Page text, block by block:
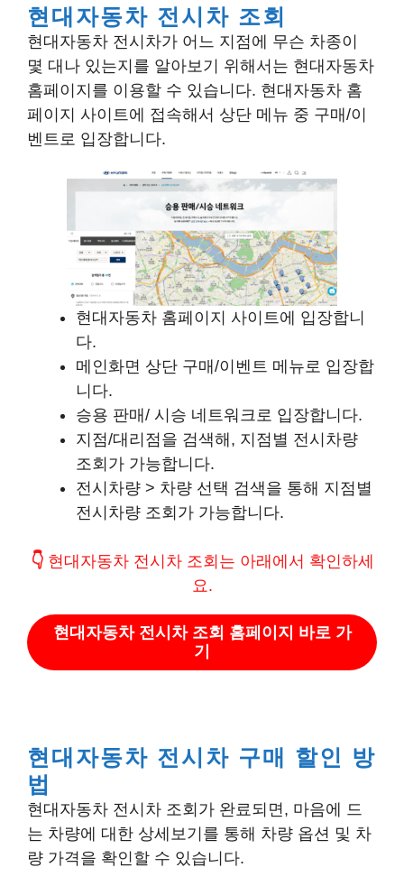
현대자동차 전시차 조회
현대자동차 전시차가 어느 지점에 무슨 차종이
몇 대나 있는지를 알아보기 위해서는 현대자동차
홈페이지를 이용할 수 있습니다. 현대자동차 홈
페이지 사이트에 접속해서 상단 메뉴 중 구매/이
벤트로 입장합니다.
현대자동차 홈페이지 사이트에 입장합니
다.
메인화면 상단 구매/이벤트 메뉴로 입장합
니다.
승용 판매/ 시승 네트워크로 입장합니다.
지점/대리점을 검색해, 지점별 전시차량
조회가 가능합니다.
전시차량 > 차량 선택 검색을 통해 지점별
전시차량 조회가 가능합니다.
👇 현대자동차 전시차 조회는 아래에서 확인하세
요.
현대자동차 전시차 조회 홈페이지 바로 가
기
현대자동차 전시차 구매 할인 방
법
현대자동차 전시차 조회가 완료되면, 마음에 드
는 차량에 대한 상세보기를 통해 차량 옵션 및 차
량 가격을 확인할 수 있습니다.